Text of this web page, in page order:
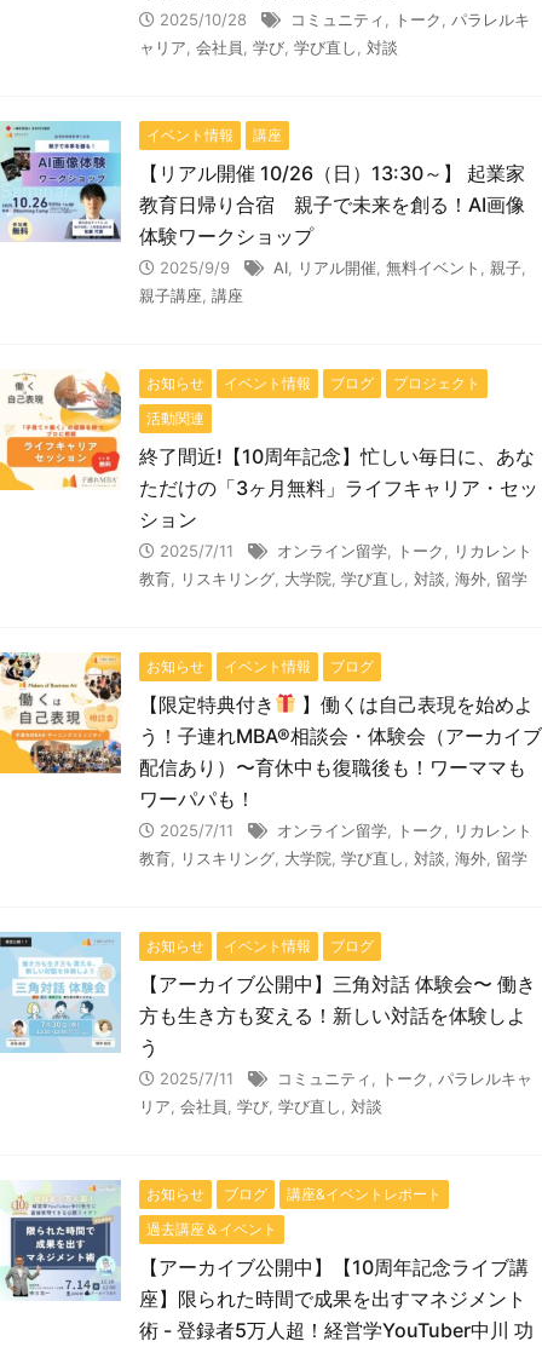
2025/10/28 コミュニティ トーク
パラレルキ
ャリア 会社員 学び 学び直し 対談
イベント情報 講座
【リアル開催 10/26（日）13:30～】 起業家
教育日帰り合宿 親子で未来を創る！AI画像
体験ワークショップ
2025/9/9 AI リアル開催 無料イベント 親子
親子講座 講座
お知らせ イベント情報 ブログ
プロジェクト
活動関連
終了間近!【10周年記念】忙しい毎日に、あな
ただけの「3ヶ月無料」ライフキャリア・セッ
ション
2025/7/11 オンライン留学 トーク
リカレント
教育
リスキリング 大学院 学び直し 対談 海外 留学
お知らせ イベント情報 ブログ
【限定特典付き
】働くは自己表現を始めよ
う！子連れMBA®相談会・体験会（アーカイブ
配信あり）〜育休中も復職後も！ワーママも
ワーパパも！
2025/7/11 オンライン留学 トーク
リカレント
教育
リスキリング 大学院 学び直し 対談 海外 留学
お知らせ イベント情報 ブログ
【アーカイブ公開中】三角対話 体験会〜 働き
方も生き方も変える！新しい対話を体験しよ
う
2025/7/11 コミュニティ トーク
パラレルキャ
リア 会社員 学び 学び直し 対談
お知らせ ブログ
講座&イベントレポート
過去講座＆イベント
【アーカイブ公開中】【10周年記念ライブ講
座】限られた時間で成果を出すマネジメント
術 - 登録者5万人超！経営学YouTuber中川 功